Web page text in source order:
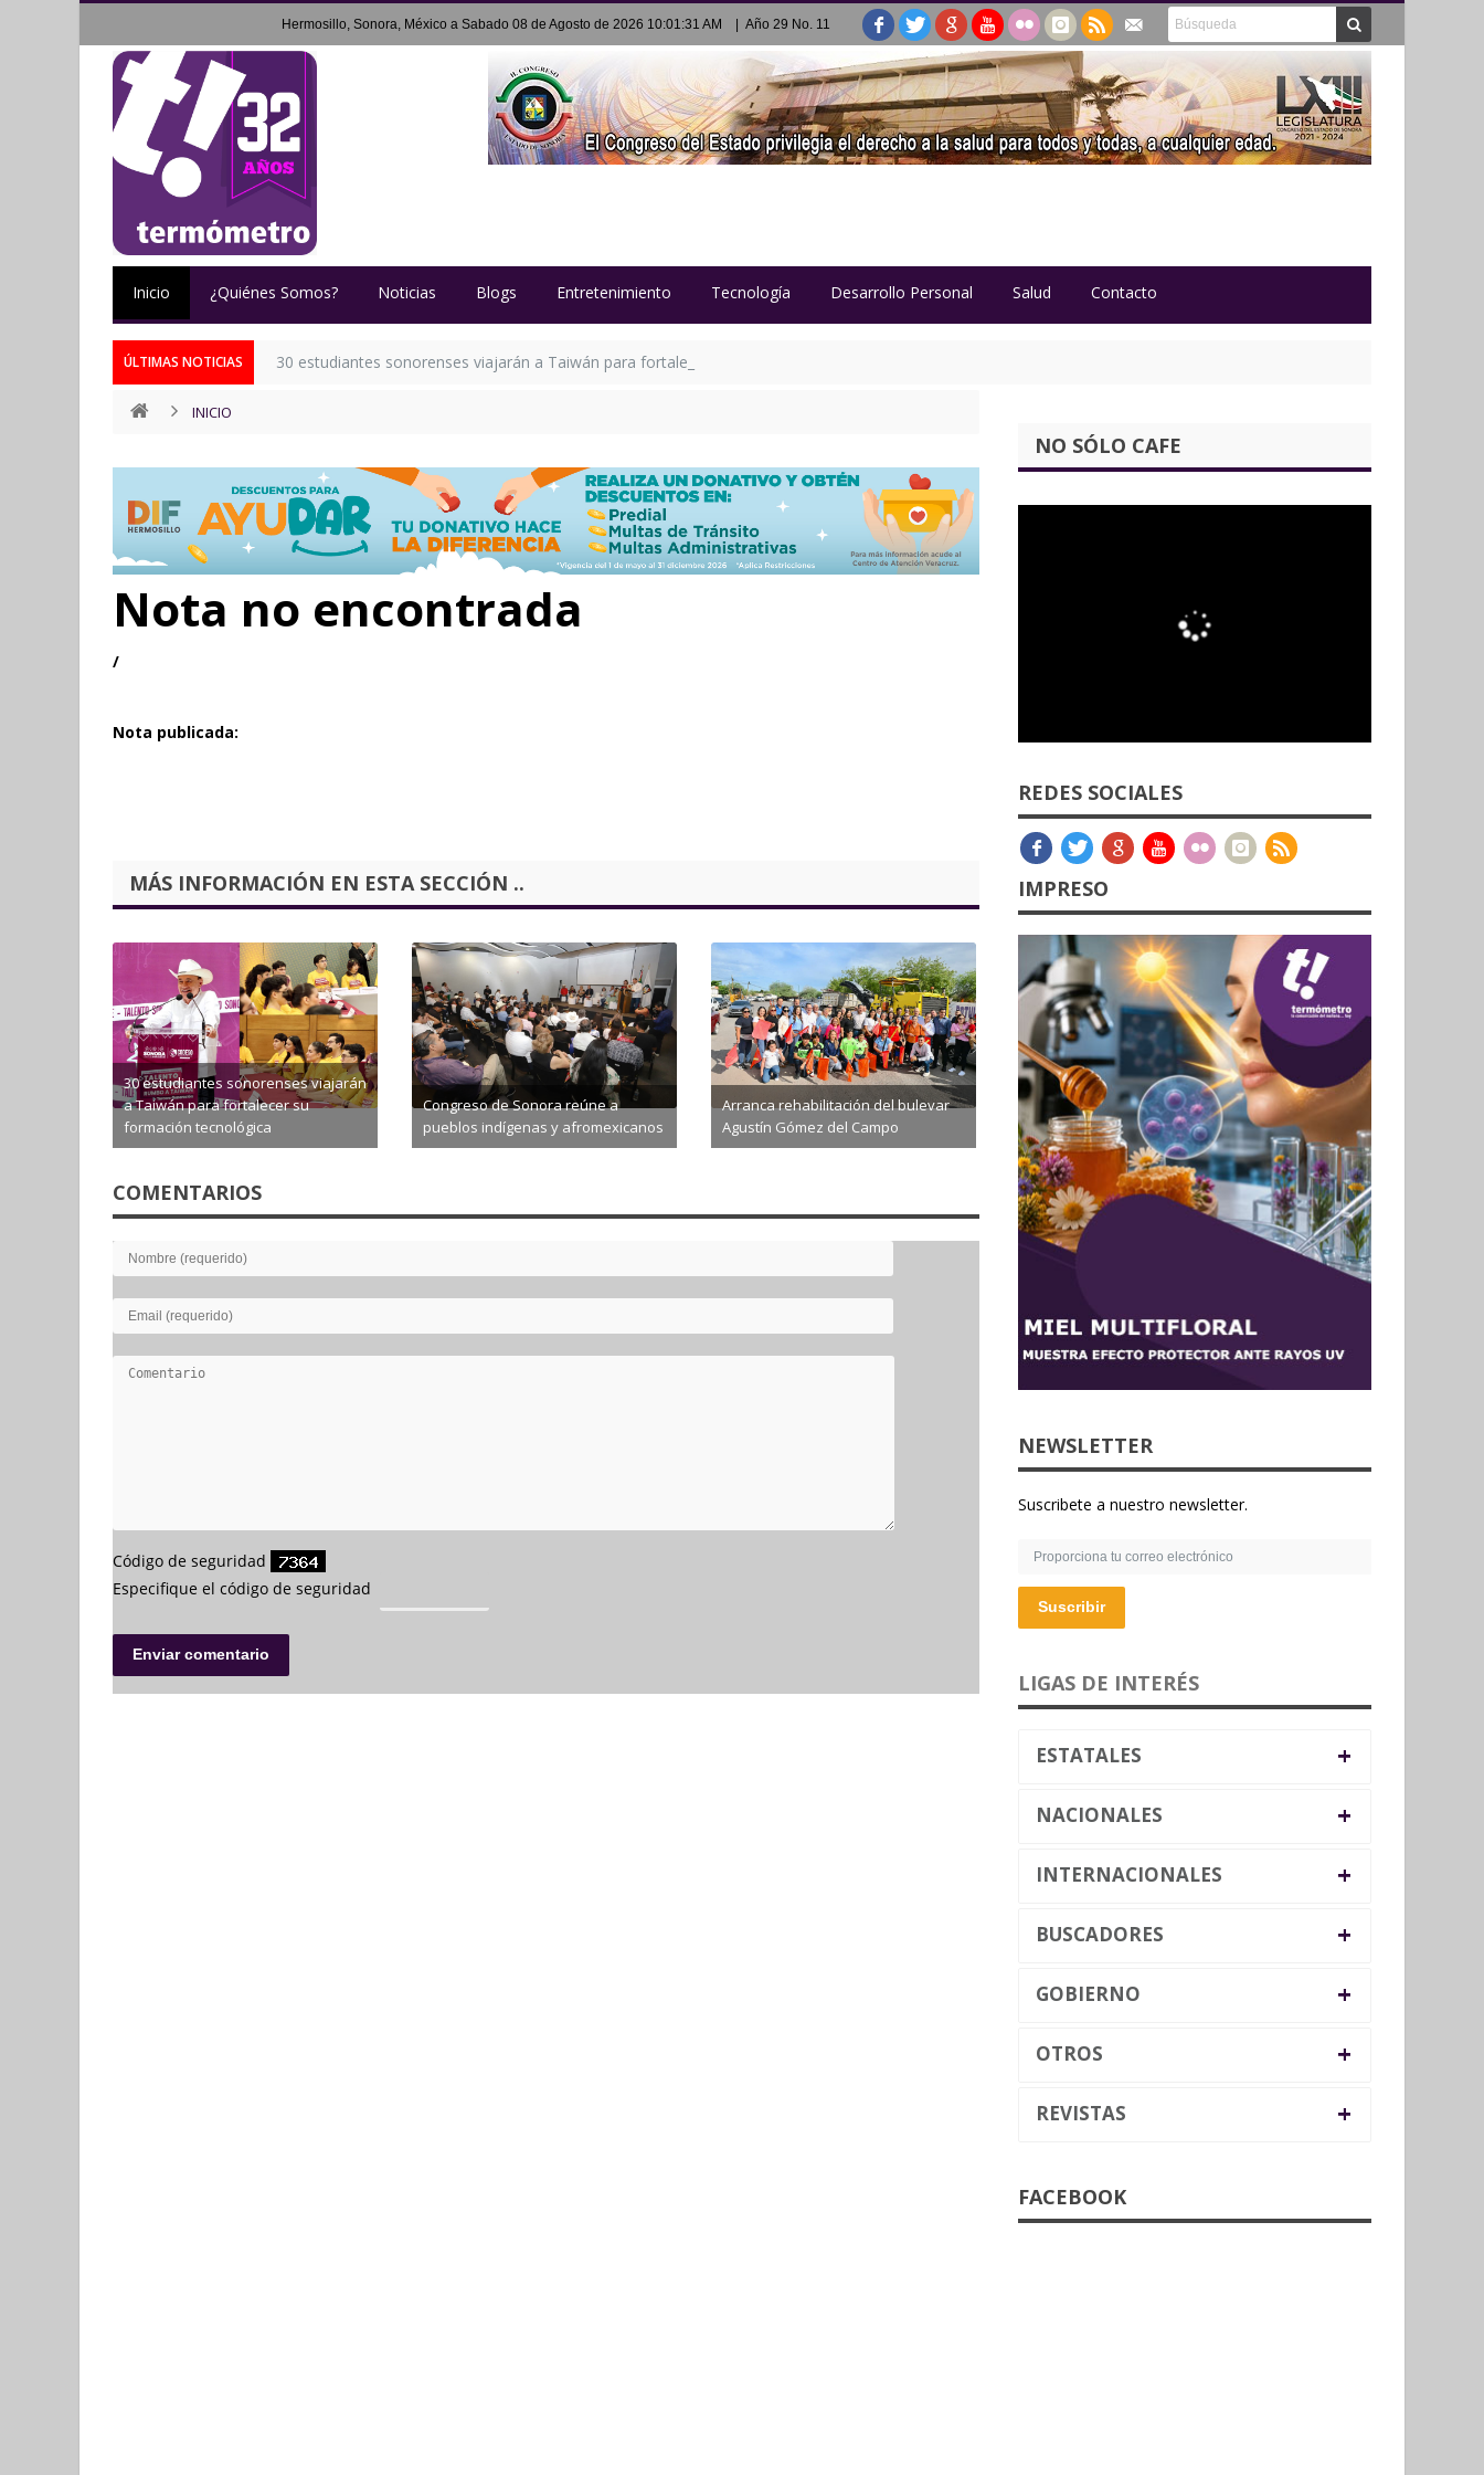
Hermosillo, Sonora, México a Sabado 08 de Agosto de 2026 10:01:31 AM | Año 29 No. 11
Inicio ¿Quiénes Somos? Noticias Blogs Entretenimiento Tecnología Desarrollo Personal Salud Contacto
ÚLTIMAS NOTICIAS 30 estudiantes sonorenses viajarán a Taiwán para fortalecer su formación tecnológica
INICIO
Nota no encontrada
/
Nota publicada:
MÁS INFORMACIÓN EN ESTA SECCIÓN ..
30 estudiantes sonorenses viajarán
a Taiwán para fortalecer su
formación tecnológica
Congreso de Sonora reúne a
pueblos indígenas y afromexicanos
Arranca rehabilitación del bulevar
Agustín Gómez del Campo
COMENTARIOS
NO SÓLO CAFE
REDES SOCIALES
IMPRESO
NEWSLETTER
Suscribete a nuestro newsletter.
Suscribir
LIGAS DE INTERÉS
ESTATALES +
NACIONALES +
INTERNACIONALES +
BUSCADORES +
GOBIERNO +
OTROS +
REVISTAS +
FACEBOOK